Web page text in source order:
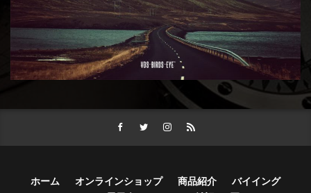
ホーム オンラインショップ 商品紹介
バイイング